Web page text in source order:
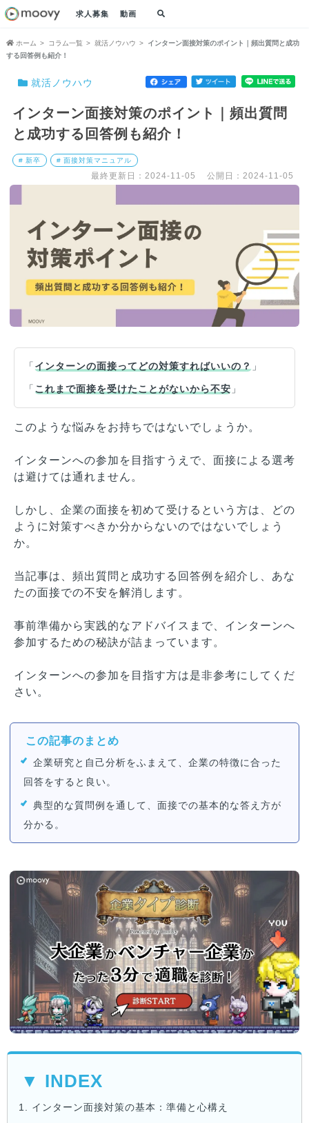
求人募集 動画
ホーム コラム一覧 就活ノウハウ
インターン面接対策のポイント｜頻出質問と成功
する回答例も紹介！
就活ノウハウ
インターン面接対策のポイント｜頻出質問
と成功する回答例も紹介！
# 新卒 # 面接対策マニュアル
最終更新日：2024-11-05 公開日：2024-11-05
「 インターンの面接ってどの対策すればいいの？ 」
「 これまで面接を受けたことがないから不安 」
このような悩みをお持ちではないでしょうか。
インターンへの参加を目指すうえで、面接による選考
は避けては通れません。
しかし、企業の面接を初めて受けるという方は、どの
ように対策すべきか分からないのではないでしょう
か。
当記事は、頻出質問と成功する回答例を紹介し、あな
たの面接での不安を解消します。
事前準備から実践的なアドバイスまで、インターンへ
参加するための秘訣が詰まっています。
インターンへの参加を目指す方は是非参考にしてくだ
さい。
この記事のまとめ
企業研究と自己分析をふまえて、企業の特徴に合った
回答をすると良い。
典型的な質問例を通して、面接での基本的な答え方が
分かる。
▼ INDEX
1. インターン面接対策の基本：準備と心構え